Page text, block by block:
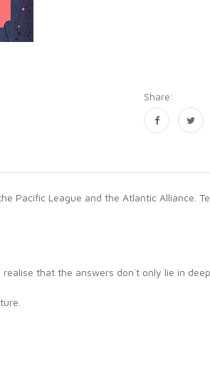
Share:
Pacific League and the Atlantic Alliance.
that the answers don`t only lie in